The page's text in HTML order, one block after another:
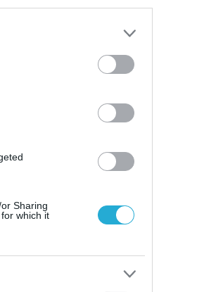
Sharing
which it
4 (4/8 επ.)